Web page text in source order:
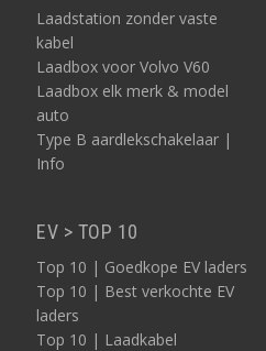
Laadstation zonder vaste
kabel
Laadbox voor Volvo V60
Laadbox elk merk & model
auto
Type B aardlekschakelaar |
Info
EV > TOP 10
Top 10 | Goedkope EV laders
Top 10 | Best verkochte EV
laders
Top 10 | Laadkabel